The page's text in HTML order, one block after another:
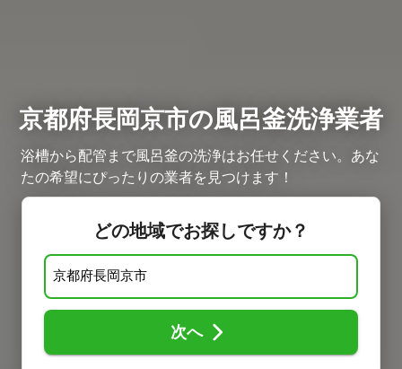
京都府長岡京市の風呂釜洗浄業者
浴槽から配管まで風呂釜の洗浄はお任せください。あな
たの希望にぴったりの業者を見つけます！
どの地域でお探しですか？
次へ